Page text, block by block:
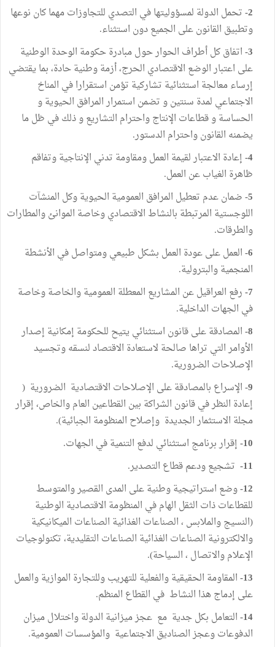
2- تحمل الدولة لمسؤوليتها في التصدي للتجاوزات مهما كان نوعها
وتطبيق القانون على الجميع دون استثناء.
3- اتفاق كل أطراف الحوار حول مبادرة حكومة الوحدة الوطنية
على اعتبار الوضع الاقتصادي الحرج، أزمة وطنية حادة، بما يقتضي
إرساء معالجة استثنائية تشاركية تؤمن استقرارا في المناخ
الاجتماعي لمدة سنتين و تضمن استمرار المرافق الحيوية و
الحساسة و قطاعات الإنتاج واحترام التشاريع و ذلك في ظل ما
يضمنه القانون واحترام الدستور.
4- إعادة الاعتبار لقيمة العمل ومقاومة تدني الإنتاجية وتفاقم
ظاهرة الغياب عن العمل.
5- ضمان عدم تعطيل المرافق العمومية الحيوية وكل المنشآت
اللوجستية المرتبطة بالنشاط الاقتصادي وخاصة الموانئ والمطارات
والطرقات.
6- العمل على عودة العمل بشكل طبيعي ومتواصل في الأنشطة
المنجمية والبترولية.
7- رفع العراقيل عن المشاريع المعطلة العمومية والخاصة وخاصة
في الجهات الداخلية.
8- المصادقة على قانون استثنائي يتيح للحكومة إمكانية إصدار
الأوامر التي تراها صالحة لاستعادة الاقتصاد لنسقه وتجسيد
الإصلاحات الضرورية.
9- الإسراع بالمصادقة على الإصلاحات الاقتصادية الضرورية (
إعادة النظر في قانون الشراكة بين القطاعين العام والخاص، إقرار
مجلة الاستثمار الجديدة وإصلاح المنظومة الجبائية).
10- إقرار برنامج استثنائي لدفع التنمية في الجهات.
11- تشجيع ودعم قطاع التصدير.
12- وضع استراتيجية وطنية على المدى القصير والمتوسط
للقطاعات ذات الثقل الهام في المنظومة الاقتصادية الوطنية
(النسيج والملابس ، الصناعات الغذائية الصناعات الميكانيكية
والالكترونية الصناعات الغذائية الصناعات التقليدية، تكنولوجيات
الإعلام والاتصال ، السياحة).
13- المقاومة الحقيقية والفعلية للتهريب وللتجارة الموازية والعمل
على إدماج هذا النشاط في القطاع المنظم.
14- التعامل بكل جدية مع عجز ميزانية الدولة واختلال ميزان
الدفوعات وعجز الصناديق الاجتماعية والمؤسسات العمومية.